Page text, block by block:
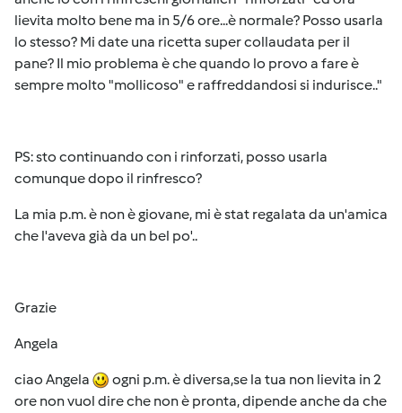
lievita molto bene ma in 5/6 ore...è normale? Posso usarla
lo stesso? Mi date una ricetta super collaudata per il
pane? Il mio problema è che quando lo provo a fare è
sempre molto "mollicoso" e raffreddandosi si indurisce.."
PS: sto continuando con i rinforzati, posso usarla
comunque dopo il rinfresco?
La mia p.m. è non è giovane, mi è stat regalata da un'amica
che l'aveva già da un bel po'..
Grazie
Angela
ciao Angela
ogni p.m. è diversa,se la tua non lievita in 2
ore non vuol dire che non è pronta, dipende anche da che